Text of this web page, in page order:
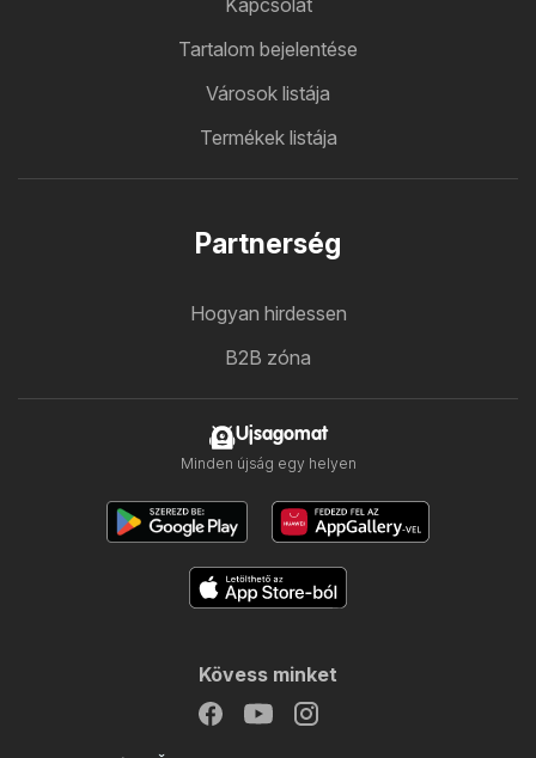
Kapcsolat
Tartalom bejelentése
Városok listája
Termékek listája
Partnerség
Hogyan hirdessen
B2B zóna
Ujsagomat
Minden újság egy helyen
Kövess minket